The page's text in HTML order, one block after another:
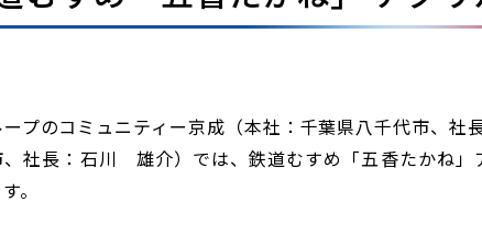
プのコミュニティー京成（本社：千葉県八千代市、社
社長：石川 雄介）では、鉄道むすめ「五香たかね
。